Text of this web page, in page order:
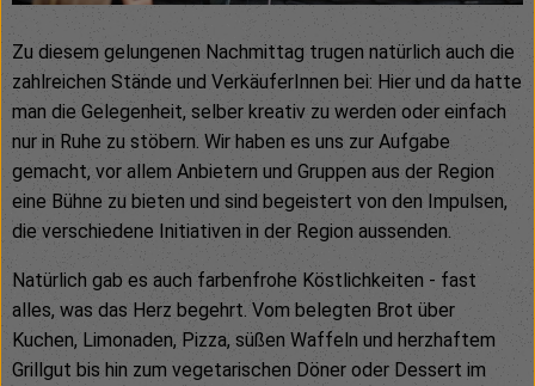
Zu diesem gelungenen Nachmittag trugen natürlich auch die
zahlreichen Stände und VerkäuferInnen bei: Hier und da hatte
man die Gelegenheit, selber kreativ zu werden oder einfach
nur in Ruhe zu stöbern. Wir haben es uns zur Aufgabe
gemacht, vor allem Anbietern und Gruppen aus der Region
eine Bühne zu bieten und sind begeistert von den Impulsen,
die verschiedene Initiativen in der Region aussenden.
Natürlich gab es auch farbenfrohe Köstlichkeiten - fast
alles, was das Herz begehrt. Vom belegten Brot über
Kuchen, Limonaden, Pizza, süßen Waffeln und herzhaftem
Grillgut bis hin zum vegetarischen Döner oder Dessert im